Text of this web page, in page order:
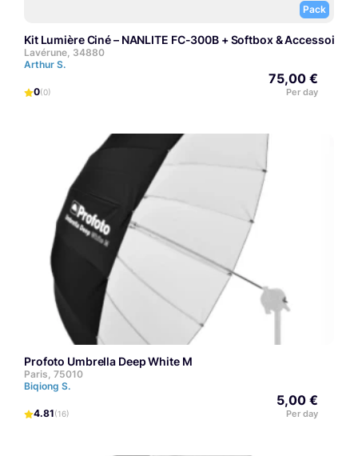
Pack
Kit Lumière Ciné – NANLITE FC-300B + Softbox & Accessoires
Lavérune, 34880
Arthur S.
0(0)
75,00 €
Per day
Profoto Umbrella Deep White M
Paris, 75010
Biqiong S.
4.81(16)
5,00 €
Per day